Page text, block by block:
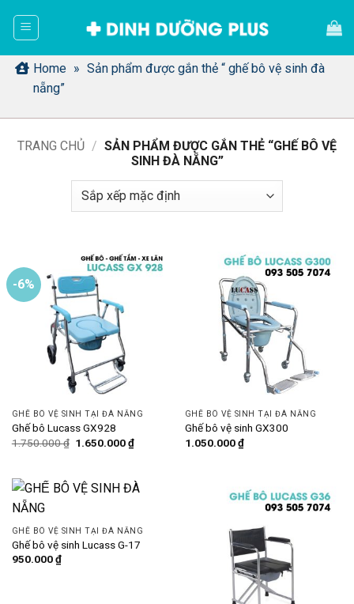
dung Home » Sản phẩm được gắn thẻ “ ghế bô vệ sinh đà
nẵng”
TRANG CHỦ / SẢN PHẨM ĐƯỢC GẮN THẺ “GHẾ BÔ VỆ
SINH ĐÀ NẴNG”
-6%
GHẾ BÔ VỆ SINH TẠI ĐÀ NẴNG
Ghế bô Lucass GX928
1.750.000₫ Giá
1.650.000₫Giá
hiện
1.650.000 ₫.
GHẾ BÔ VỆ SINH TẠI ĐÀ NẴNG
Ghế bô vệ sinh GX300
1.050.000₫
GHẾ BÔ VỆ SINH TẠI ĐÀ NẴNG
Ghế bô vệ sinh Lucass G-17
950.000₫